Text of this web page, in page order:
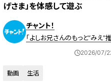
げさま」を体感して遊ぶ
チャント！
「よしお兄さんのもっと“みえ”推
2026/07/
動画 生活